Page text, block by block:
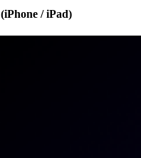
/ iPad)